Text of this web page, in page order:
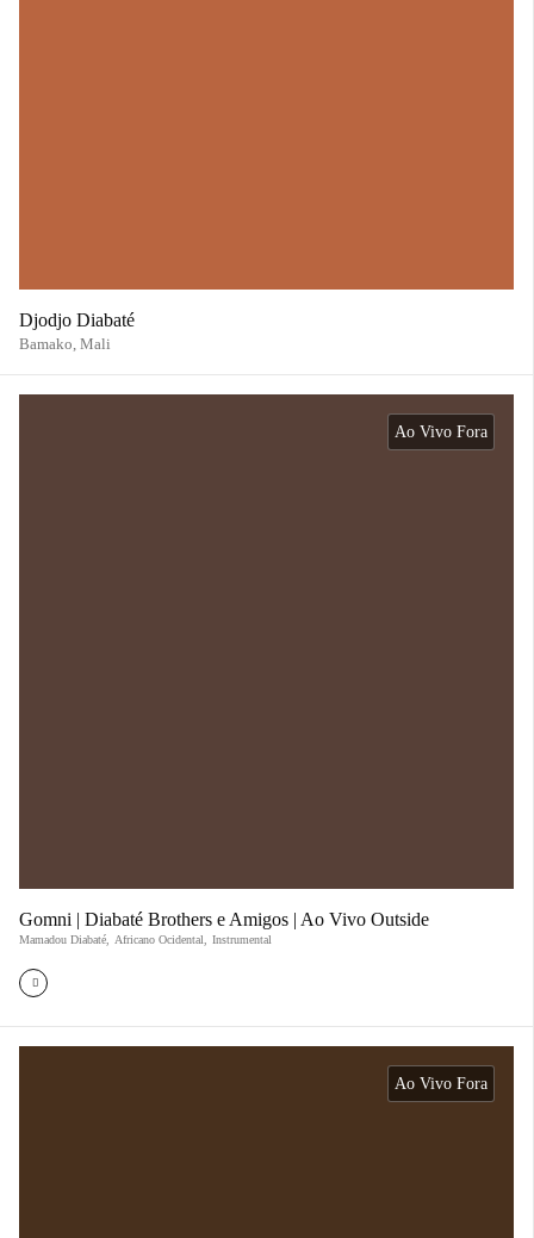
Djodjo Diabaté
Bamako, Mali
Ao Vivo Fora
Gomni | Diabaté Brothers e Amigos | Ao Vivo Outside
Mamadou Diabaté Africano Ocidental Instrumental
Ao Vivo Fora